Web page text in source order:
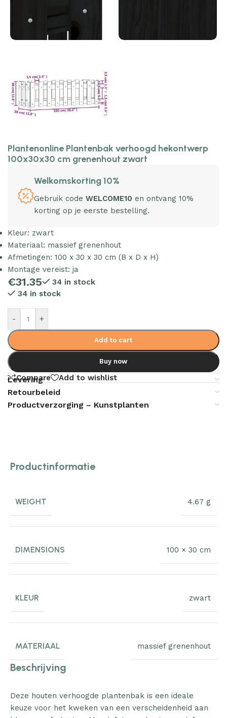
Plantenonline Plantenbak verhoogd hekontwerp
100x30x30 cm grenenhout zwart
Welkomskorting 10%
Gebruik code WELCOME10 en ontvang 10%
korting op je eerste bestelling.
Kleur: zwart
Materiaal: massief grenenhout
Afmetingen: 100 x 30 x 30 cm (B x D x H)
Montage vereist: ja
€31.35
34 in stock
34 in stock
- +
Add to cart
Buy now
Compare Add to wishlist
Levering
Retourbeleid
Productverzorging – Kunstplanten
Productinformatie
WEIGHT 4.67 g
DIMENSIONS 100 × 30 cm
KLEUR zwart
MATERIAAL massief grenenhout
Beschrijving
Deze houten verhoogde plantenbak is een ideale
keuze voor het kweken van een verscheidenheid aan